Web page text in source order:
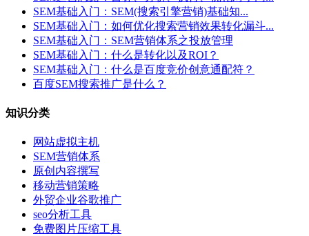
SEM基础入门：SEM(搜索引擎营销)基础知...
SEM基础入门：如何优化搜索营销效果转化漏斗...
SEM基础入门：SEM营销体系之投放管理
SEM基础入门：什么是转化以及ROI？
SEM基础入门：什么是百度竞价创意通配符？
百度SEM搜索推广是什么？
知识分类
网站虚拟主机
SEM营销体系
原创内容撰写
移动营销策略
外贸企业谷歌推广
seo分析工具
免费图片压缩工具